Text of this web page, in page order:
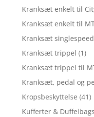
Kranksæt enkelt til
Kranksæt enkelt til
Kranksæt singlespeed
Kranksæt trippel (1)
Kranksæt trippel til
Kranksæt, pedal og
Kropsbeskyttelse (41)
Kufferter & Duffelbags